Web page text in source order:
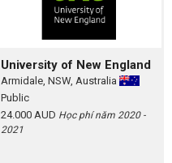
University of New England
Armidale, NSW, Australia
Public
24.000 AUD Học phí năm 2020 -
2021